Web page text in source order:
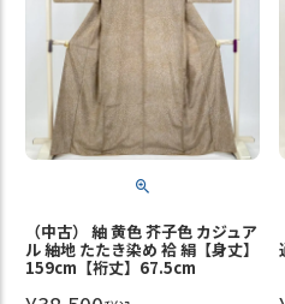
（中古） 紬 黄色 芥子色 カジュア
ル 紬地 たたき染め 袷 絹【身丈】
159cm【裄丈】67.5cm